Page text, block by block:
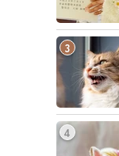
3
4